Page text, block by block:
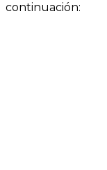
continuación: